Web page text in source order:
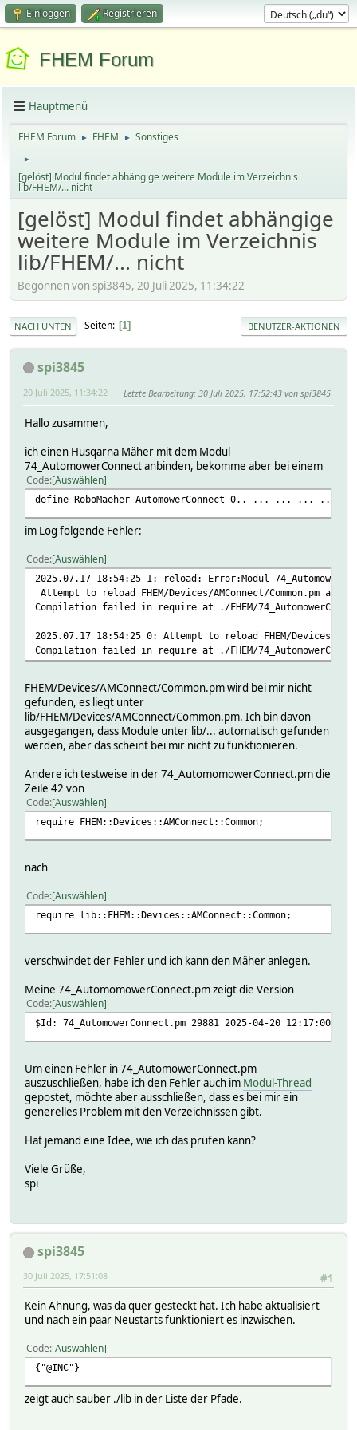
Einloggen Registrieren
FHEM Forum
Hauptmenü
FHEM Forum ► FHEM ► Sonstiges
►
[gelöst] Modul findet abhängige weitere Module im Verzeichnis
lib/FHEM/... nicht
[gelöst] Modul findet abhängige
weitere Module im Verzeichnis
lib/FHEM/... nicht
Begonnen von spi3845, 20 Juli 2025, 11:34:22
NACH UNTEN Seiten 1 BENUTZER-AKTIONEN
spi3845
20 Juli 2025, 11:34:22 Letzte Bearbeitung: 30 Juli 2025, 17:52:43 von spi3845
Hallo zusammen,
ich einen Husqarna Mäher mit dem Modul
74_AutomowerConnect anbinden, bekomme aber bei einem
Code Auswählen
define RoboMaeher AutomowerConnect 0..-...-...-...-...
im Log folgende Fehler:
Code Auswählen
2025.07.17 18:54:25 1: reload: Error:Modul
Attempt to reload FHEM/Devices/AMConnect/Common.pm
Compilation failed in require at ./FHEM/
2025.07.17 18:54:25 0: Attempt to reload FHEM/Devices/
Compilation failed in require at ./FHEM/
FHEM/Devices/AMConnect/Common.pm wird bei mir nicht
gefunden, es liegt unter
lib/FHEM/Devices/AMConnect/Common.pm. Ich bin davon
ausgegangen, dass Module unter lib/... automatisch gefunden
werden, aber das scheint bei mir nicht zu funktionieren.
Ändere ich testweise in der 74_AutomomowerConnect.pm die
Zeile 42 von
Code Auswählen
require FHEM::Devices::AMConnect::Common;
nach
Code Auswählen
require lib::FHEM::Devices::AMConnect::Common;
verschwindet der Fehler und ich kann den Mäher anlegen.
Meine 74_AutomomowerConnect.pm zeigt die Version
Code Auswählen
$Id: 74_AutomowerConnect.pm 29881 2025-04-20 12:17:00Z
Um einen Fehler in 74_AutomowerConnect.pm
auszuschließen, habe ich den Fehler auch im Modul-Thread
gepostet, möchte aber ausschließen, dass es bei mir ein
generelles Problem mit den Verzeichnissen gibt.
Hat jemand eine Idee, wie ich das prüfen kann?
Viele Grüße,
spi
spi3845
#1
30 Juli 2025, 17:51:08
Kein Ahnung, was da quer gesteckt hat. Ich habe aktualisiert
und nach ein paar Neustarts funktioniert es inzwischen.
Code Auswählen
{"@INC"}
zeigt auch sauber ./lib in der Liste der Pfade.